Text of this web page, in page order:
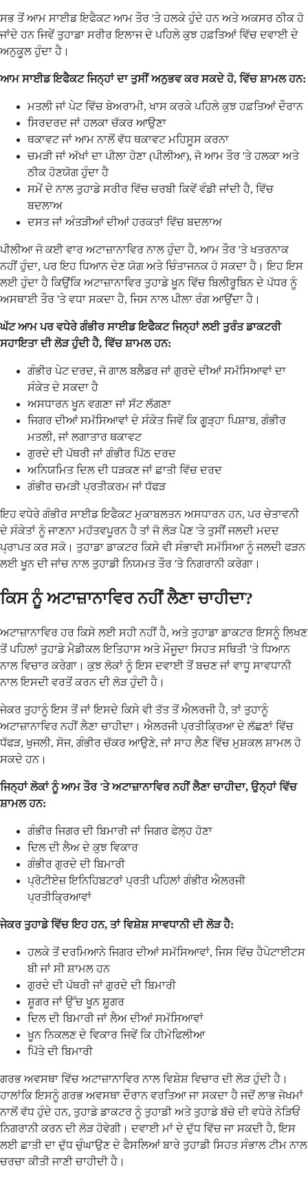
ਸਭ ਤੋਂ ਆਮ ਸਾਈਡ ਇਫੈਕਟ ਆਮ ਤੌਰ 'ਤੇ ਹਲਕੇ ਹੁੰਦੇ ਹਨ ਅਤੇ ਅਕਸਰ ਠੀਕ ਹੋ
ਜਾਂਦੇ ਹਨ ਜਿਵੇਂ ਤੁਹਾਡਾ ਸਰੀਰ ਇਲਾਜ ਦੇ ਪਹਿਲੇ ਕੁਝ ਹਫ਼ਤਿਆਂ ਵਿੱਚ ਦਵਾਈ ਦੇ
ਅਨੁਕੂਲ ਹੁੰਦਾ ਹੈ।
ਆਮ ਸਾਈਡ ਇਫੈਕਟ ਜਿਨ੍ਹਾਂ ਦਾ ਤੁਸੀਂ ਅਨੁਭਵ ਕਰ ਸਕਦੇ ਹੋ, ਵਿੱਚ ਸ਼ਾਮਲ ਹਨ:
ਮਤਲੀ ਜਾਂ ਪੇਟ ਵਿੱਚ ਬੇਅਰਾਮੀ, ਖਾਸ ਕਰਕੇ ਪਹਿਲੇ ਕੁਝ ਹਫ਼ਤਿਆਂ ਦੌਰਾਨ
ਸਿਰਦਰਦ ਜਾਂ ਹਲਕਾ ਚੱਕਰ ਆਉਣਾ
ਥਕਾਵਟ ਜਾਂ ਆਮ ਨਾਲੋਂ ਵੱਧ ਥਕਾਵਟ ਮਹਿਸੂਸ ਕਰਨਾ
ਚਮੜੀ ਜਾਂ ਅੱਖਾਂ ਦਾ ਪੀਲਾ ਹੋਣਾ (ਪੀਲੀਆ), ਜੋ ਆਮ ਤੌਰ 'ਤੇ ਹਲਕਾ ਅਤੇ
ਠੀਕ ਹੋਣਯੋਗ ਹੁੰਦਾ ਹੈ
ਸਮੇਂ ਦੇ ਨਾਲ ਤੁਹਾਡੇ ਸਰੀਰ ਵਿੱਚ ਚਰਬੀ ਕਿਵੇਂ ਵੰਡੀ ਜਾਂਦੀ ਹੈ, ਵਿੱਚ
ਬਦਲਾਅ
ਦਸਤ ਜਾਂ ਅੰਤੜੀਆਂ ਦੀਆਂ ਹਰਕਤਾਂ ਵਿੱਚ ਬਦਲਾਅ
ਪੀਲੀਆ ਜੋ ਕਈ ਵਾਰ ਅਟਾਜ਼ਾਨਾਵਿਰ ਨਾਲ ਹੁੰਦਾ ਹੈ, ਆਮ ਤੌਰ 'ਤੇ ਖਤਰਨਾਕ
ਨਹੀਂ ਹੁੰਦਾ, ਪਰ ਇਹ ਧਿਆਨ ਦੇਣ ਯੋਗ ਅਤੇ ਚਿੰਤਾਜਨਕ ਹੋ ਸਕਦਾ ਹੈ। ਇਹ ਇਸ
ਲਈ ਹੁੰਦਾ ਹੈ ਕਿਉਂਕਿ ਅਟਾਜ਼ਾਨਾਵਿਰ ਤੁਹਾਡੇ ਖੂਨ ਵਿੱਚ ਬਿਲੀਰੂਬਿਨ ਦੇ ਪੱਧਰ ਨੂੰ
ਅਸਥਾਈ ਤੌਰ 'ਤੇ ਵਧਾ ਸਕਦਾ ਹੈ, ਜਿਸ ਨਾਲ ਪੀਲਾ ਰੰਗ ਆਉਂਦਾ ਹੈ।
ਘੱਟ ਆਮ ਪਰ ਵਧੇਰੇ ਗੰਭੀਰ ਸਾਈਡ ਇਫੈਕਟ ਜਿਨ੍ਹਾਂ ਲਈ ਤੁਰੰਤ ਡਾਕਟਰੀ
ਸਹਾਇਤਾ ਦੀ ਲੋੜ ਹੁੰਦੀ ਹੈ, ਵਿੱਚ ਸ਼ਾਮਲ ਹਨ:
ਗੰਭੀਰ ਪੇਟ ਦਰਦ, ਜੋ ਗਾਲ ਬਲੈਡਰ ਜਾਂ ਗੁਰਦੇ ਦੀਆਂ ਸਮੱਸਿਆਵਾਂ ਦਾ
ਸੰਕੇਤ ਦੇ ਸਕਦਾ ਹੈ
ਅਸਧਾਰਨ ਖੂਨ ਵਗਣਾ ਜਾਂ ਸੱਟ ਲੱਗਣਾ
ਜਿਗਰ ਦੀਆਂ ਸਮੱਸਿਆਵਾਂ ਦੇ ਸੰਕੇਤ ਜਿਵੇਂ ਕਿ ਗੂੜ੍ਹਾ ਪਿਸ਼ਾਬ, ਗੰਭੀਰ
ਮਤਲੀ, ਜਾਂ ਲਗਾਤਾਰ ਥਕਾਵਟ
ਗੁਰਦੇ ਦੀ ਪੱਥਰੀ ਜਾਂ ਗੰਭੀਰ ਪਿੱਠ ਦਰਦ
ਅਨਿਯਮਿਤ ਦਿਲ ਦੀ ਧੜਕਣ ਜਾਂ ਛਾਤੀ ਵਿੱਚ ਦਰਦ
ਗੰਭੀਰ ਚਮੜੀ ਪ੍ਰਤੀਕਰਮ ਜਾਂ ਧੱਫੜ
ਇਹ ਵਧੇਰੇ ਗੰਭੀਰ ਸਾਈਡ ਇਫੈਕਟ ਮੁਕਾਬਲਤਨ ਅਸਧਾਰਨ ਹਨ, ਪਰ ਚੇਤਾਵਨੀ
ਦੇ ਸੰਕੇਤਾਂ ਨੂੰ ਜਾਣਨਾ ਮਹੱਤਵਪੂਰਨ ਹੈ ਤਾਂ ਜੋ ਲੋੜ ਪੈਣ 'ਤੇ ਤੁਸੀਂ ਜਲਦੀ ਮਦਦ
ਪ੍ਰਾਪਤ ਕਰ ਸਕੋ। ਤੁਹਾਡਾ ਡਾਕਟਰ ਕਿਸੇ ਵੀ ਸੰਭਾਵੀ ਸਮੱਸਿਆ ਨੂੰ ਜਲਦੀ ਫੜਨ
ਲਈ ਖੂਨ ਦੀ ਜਾਂਚ ਨਾਲ ਤੁਹਾਡੀ ਨਿਯਮਤ ਤੌਰ 'ਤੇ ਨਿਗਰਾਨੀ ਕਰੇਗਾ।
ਕਿਸ ਨੂੰ ਅਟਾਜ਼ਾਨਾਵਿਰ ਨਹੀਂ ਲੈਣਾ ਚਾਹੀਦਾ?
ਅਟਾਜ਼ਾਨਾਵਿਰ ਹਰ ਕਿਸੇ ਲਈ ਸਹੀ ਨਹੀਂ ਹੈ, ਅਤੇ ਤੁਹਾਡਾ ਡਾਕਟਰ ਇਸਨੂੰ ਲਿਖਣ
ਤੋਂ ਪਹਿਲਾਂ ਤੁਹਾਡੇ ਮੈਡੀਕਲ ਇਤਿਹਾਸ ਅਤੇ ਮੌਜੂਦਾ ਸਿਹਤ ਸਥਿਤੀ 'ਤੇ ਧਿਆਨ
ਨਾਲ ਵਿਚਾਰ ਕਰੇਗਾ। ਕੁਝ ਲੋਕਾਂ ਨੂੰ ਇਸ ਦਵਾਈ ਤੋਂ ਬਚਣ ਜਾਂ ਵਾਧੂ ਸਾਵਧਾਨੀ
ਨਾਲ ਇਸਦੀ ਵਰਤੋਂ ਕਰਨ ਦੀ ਲੋੜ ਹੁੰਦੀ ਹੈ।
ਜੇਕਰ ਤੁਹਾਨੂੰ ਇਸ ਤੋਂ ਜਾਂ ਇਸਦੇ ਕਿਸੇ ਵੀ ਤੱਤ ਤੋਂ ਐਲਰਜੀ ਹੈ, ਤਾਂ ਤੁਹਾਨੂੰ
ਅਟਾਜ਼ਾਨਾਵਿਰ ਨਹੀਂ ਲੈਣਾ ਚਾਹੀਦਾ। ਐਲਰਜੀ ਪ੍ਰਤੀਕ੍ਰਿਆ ਦੇ ਲੱਛਣਾਂ ਵਿੱਚ
ਧੱਫੜ, ਖੁਜਲੀ, ਸੋਜ, ਗੰਭੀਰ ਚੱਕਰ ਆਉਣੇ, ਜਾਂ ਸਾਹ ਲੈਣ ਵਿੱਚ ਮੁਸ਼ਕਲ ਸ਼ਾਮਲ ਹੋ
ਸਕਦੇ ਹਨ।
ਜਿਨ੍ਹਾਂ ਲੋਕਾਂ ਨੂੰ ਆਮ ਤੌਰ 'ਤੇ ਅਟਾਜ਼ਾਨਾਵਿਰ ਨਹੀਂ ਲੈਣਾ ਚਾਹੀਦਾ, ਉਨ੍ਹਾਂ ਵਿੱਚ
ਸ਼ਾਮਲ ਹਨ:
ਗੰਭੀਰ ਜਿਗਰ ਦੀ ਬਿਮਾਰੀ ਜਾਂ ਜਿਗਰ ਫੇਲ੍ਹ ਹੋਣਾ
ਦਿਲ ਦੀ ਲੈਅ ਦੇ ਕੁਝ ਵਿਕਾਰ
ਗੰਭੀਰ ਗੁਰਦੇ ਦੀ ਬਿਮਾਰੀ
ਪ੍ਰੋਟੀਏਜ਼ ਇਨਿਹਿਬਟਰਾਂ ਪ੍ਰਤੀ ਪਹਿਲਾਂ ਗੰਭੀਰ ਐਲਰਜੀ
ਪ੍ਰਤੀਕ੍ਰਿਆਵਾਂ
ਜੇਕਰ ਤੁਹਾਡੇ ਵਿੱਚ ਇਹ ਹਨ, ਤਾਂ ਵਿਸ਼ੇਸ਼ ਸਾਵਧਾਨੀ ਦੀ ਲੋੜ ਹੈ:
ਹਲਕੇ ਤੋਂ ਦਰਮਿਆਨੇ ਜਿਗਰ ਦੀਆਂ ਸਮੱਸਿਆਵਾਂ, ਜਿਸ ਵਿੱਚ ਹੈਪੇਟਾਈਟਸ
ਬੀ ਜਾਂ ਸੀ ਸ਼ਾਮਲ ਹਨ
ਗੁਰਦੇ ਦੀ ਪੱਥਰੀ ਜਾਂ ਗੁਰਦੇ ਦੀ ਬਿਮਾਰੀ
ਸ਼ੂਗਰ ਜਾਂ ਉੱਚ ਖੂਨ ਸ਼ੂਗਰ
ਦਿਲ ਦੀ ਬਿਮਾਰੀ ਜਾਂ ਲੈਅ ਦੀਆਂ ਸਮੱਸਿਆਵਾਂ
ਖੂਨ ਨਿਕਲਣ ਦੇ ਵਿਕਾਰ ਜਿਵੇਂ ਕਿ ਹੀਮੋਫਿਲੀਆ
ਪਿੱਤੇ ਦੀ ਬਿਮਾਰੀ
ਗਰਭ ਅਵਸਥਾ ਵਿੱਚ ਅਟਾਜ਼ਾਨਾਵਿਰ ਨਾਲ ਵਿਸ਼ੇਸ਼ ਵਿਚਾਰ ਦੀ ਲੋੜ ਹੁੰਦੀ ਹੈ।
ਹਾਲਾਂਕਿ ਇਸਨੂੰ ਗਰਭ ਅਵਸਥਾ ਦੌਰਾਨ ਵਰਤਿਆ ਜਾ ਸਕਦਾ ਹੈ ਜਦੋਂ ਲਾਭ ਜੋਖਮਾਂ
ਨਾਲੋਂ ਵੱਧ ਹੁੰਦੇ ਹਨ, ਤੁਹਾਡੇ ਡਾਕਟਰ ਨੂੰ ਤੁਹਾਡੀ ਅਤੇ ਤੁਹਾਡੇ ਬੱਚੇ ਦੀ ਵਧੇਰੇ ਨੇੜਿਓਂ
ਨਿਗਰਾਨੀ ਕਰਨ ਦੀ ਲੋੜ ਹੋਵੇਗੀ। ਦਵਾਈ ਮਾਂ ਦੇ ਦੁੱਧ ਵਿੱਚ ਜਾ ਸਕਦੀ ਹੈ, ਇਸ
ਲਈ ਛਾਤੀ ਦਾ ਦੁੱਧ ਚੁੰਘਾਉਣ ਦੇ ਫੈਸਲਿਆਂ ਬਾਰੇ ਤੁਹਾਡੀ ਸਿਹਤ ਸੰਭਾਲ ਟੀਮ ਨਾਲ
ਚਰਚਾ ਕੀਤੀ ਜਾਣੀ ਚਾਹੀਦੀ ਹੈ।